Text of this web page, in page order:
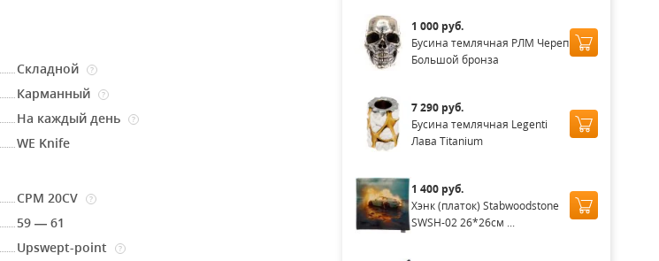
Складной ?
Карманный ?
На каждый день ?
WE Knife
CPM 20CV ?
59 — 61
Upswept-point ?
1 000 руб.
Бусина темлячная РЛМ Череп
Большой бронза
7 290 руб.
Бусина темлячная Legenti
Лава Titanium
1 400 руб.
Хэнк (платок) Stabwoodstone
SWSH-02 26*26см ...